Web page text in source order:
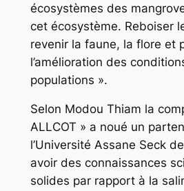
écosystèmes des
cet écosystème. Reboiser
revenir la faune, la flore et
l’amélioration des
populations ».
Selon Modou Thiam la
ALLCOT » a noué un
l’Université Assane Seck
avoir des connaissances
solides par rapport à la